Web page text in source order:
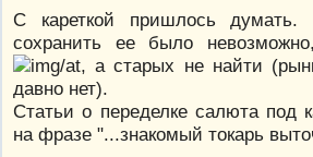
С кареткой пришлось
сохранить ее было
, а старых не найти
давно нет).
Статьи о переделке салюта под
на фразе "...знакомый токарь